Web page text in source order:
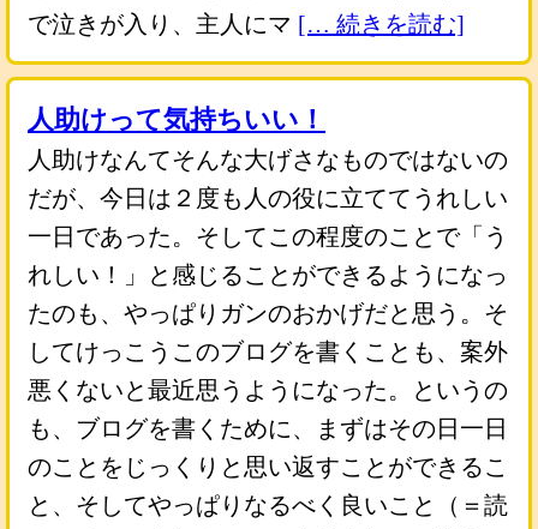
で泣きが入り、主人にマ [… 続きを読む]
人助けって気持ちいい！
人助けなんてそんな大げさなものではないの
だが、今日は２度も人の役に立ててうれしい
一日であった。そしてこの程度のことで「う
れしい！」と感じることができるようになっ
たのも、やっぱりガンのおかげだと思う。そ
してけっこうこのブログを書くことも、案外
悪くないと最近思うようになった。というの
も、ブログを書くために、まずはその日一日
のことをじっくりと思い返すことができるこ
と、そしてやっぱりなるべく良いこと（＝読